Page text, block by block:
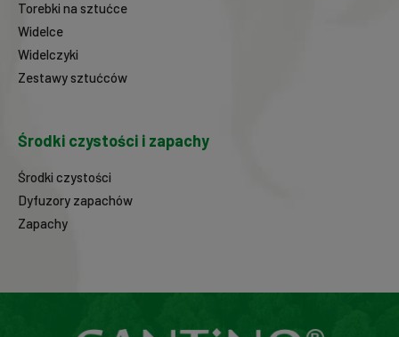
Torebki na sztućce
Widelce
Widelczyki
Zestawy sztućców
Środki czystości i zapachy
Środki czystości
Dyfuzory zapachów
Zapachy